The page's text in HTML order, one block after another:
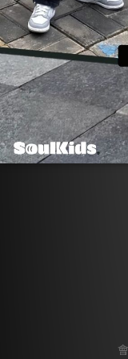
💡 購物前請詳閱：
💬 商品諮詢與建